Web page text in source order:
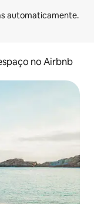
no Airbnb